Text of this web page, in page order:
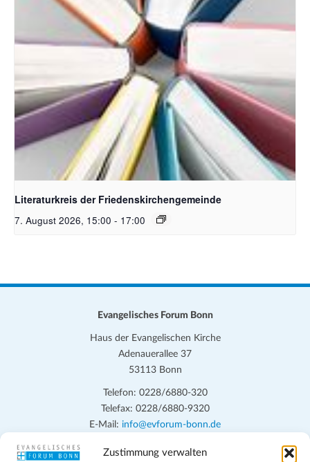
Zustimmung verwalten
Bildquelle Pixabay
Literaturkreis der Friedenskirchengemeinde
7. August 2026, 15:00 - 17:00
Evangelisches Forum Bonn
Haus der Evangelischen Kirche
Adenauerallee 37
53113 Bonn
Telefon: 0228/6880-320
Telefax: 0228/6880-9320
E-Mail: info@evforum-bonn.de
Das Evangelische Forum Bonn will in seinen zentralen